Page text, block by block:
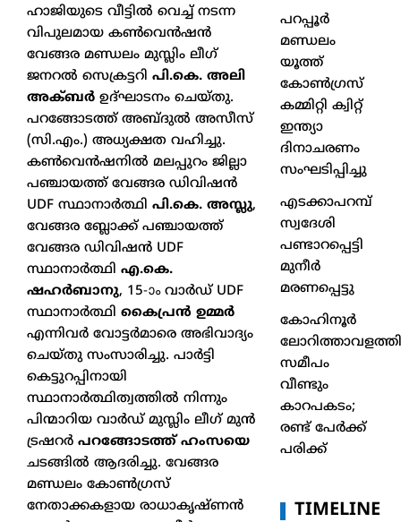
ഹാജിയുടെ വീട്ടിൽ വെച്ച് നടന്ന
വിപുലമായ കൺവെൻഷൻ
വേങ്ങര മണ്ഡലം മുസ്ലിം ലീഗ്
ജനറൽ സെക്രട്ടറി പി.കെ. അലി
അക്ബർ ഉദ്ഘാടനം ചെയ്തു.
പറങ്ങോടത്ത് അബ്ദുൽ അസീസ്
(സി.എം.) അധ്യക്ഷത വഹിച്ചു.
കൺവെൻഷനിൽ മലപ്പുറം ജില്ലാ
പഞ്ചായത്ത് വേങ്ങര ഡിവിഷൻ
UDF സ്ഥാനാർത്ഥി പി.കെ. അസ്ലു,
വേങ്ങര ബ്ലോക്ക്‌ പഞ്ചായത്ത്
വേങ്ങര ഡിവിഷൻ UDF
സ്ഥാനാർത്ഥി എ.കെ.
ഷഹർബാനു, 15-ാം വാർഡ് UDF
സ്ഥാനാർത്ഥി കൈപ്രൻ ഉമ്മർ
എന്നിവർ വോട്ടർമാരെ അഭിവാദ്യം
ചെയ്തു സംസാരിച്ചു. പാർട്ടി
കെട്ടുറപ്പിനായി
സ്ഥാനാർത്ഥിത്വത്തിൽ നിന്നും
പിന്മാറിയ വാർഡ് മുസ്ലിം ലീഗ് മുൻ
ട്രഷറർ പറങ്ങോടത്ത് ഹംസയെ
ചടങ്ങിൽ ആദരിച്ചു. വേങ്ങര
മണ്ഡലം കോൺഗ്രസ്
നേതാക്കകളായ രാധാകൃഷ്ണൻ
പറപ്പൂർ
മണ്ഡലം
യൂത്ത്
കോൺഗ്രസ്
കമ്മിറ്റി ക്വിറ്റ്
ഇന്ത്യാ
ദിനാചരണം
സംഘടിപ്പിച്ചു
എടക്കാപറമ്പ്
സ്വദേശി
പണ്ടാറപ്പെട്ടി
മുനീർ
മരണപ്പെട്ടു
കോഹിനൂർ
സമീപം
വീണ്ടും
കാറപകടം;
രണ്ട് പേർക്ക്
പരിക്ക്
TIMELINE